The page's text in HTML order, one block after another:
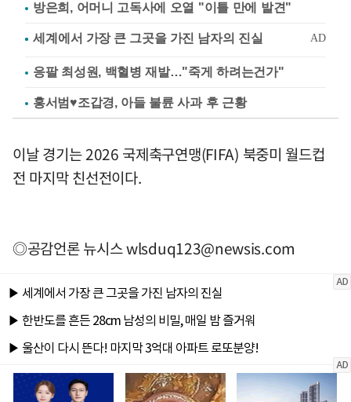
방은희, 어머니 고독사에 오열 "이틀 만에 발견"
응팔 최성원, 백혈병 재발…"죽게 하려는건가"
홍서범♥조갑경, 아들 불륜 사과 후 근황
이날 경기는 2026 국제축구연맹(FIFA) 북중미 월드컵
전 마지막 친선전이다.
◎공감언론 뉴시스wlsduq123@newsis.com